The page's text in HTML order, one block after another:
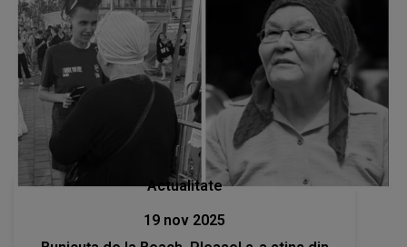
Actualitate
19 nov 2025